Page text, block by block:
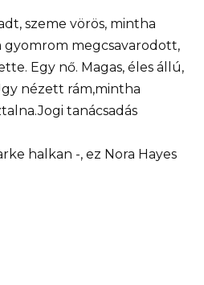
szeme vörös, mintha
gyomrom megcsavarodott,
Egy nő. Magas, éles állú,
nézett rám,mintha
tanácsadás
halkan -, ez Nora Hayes